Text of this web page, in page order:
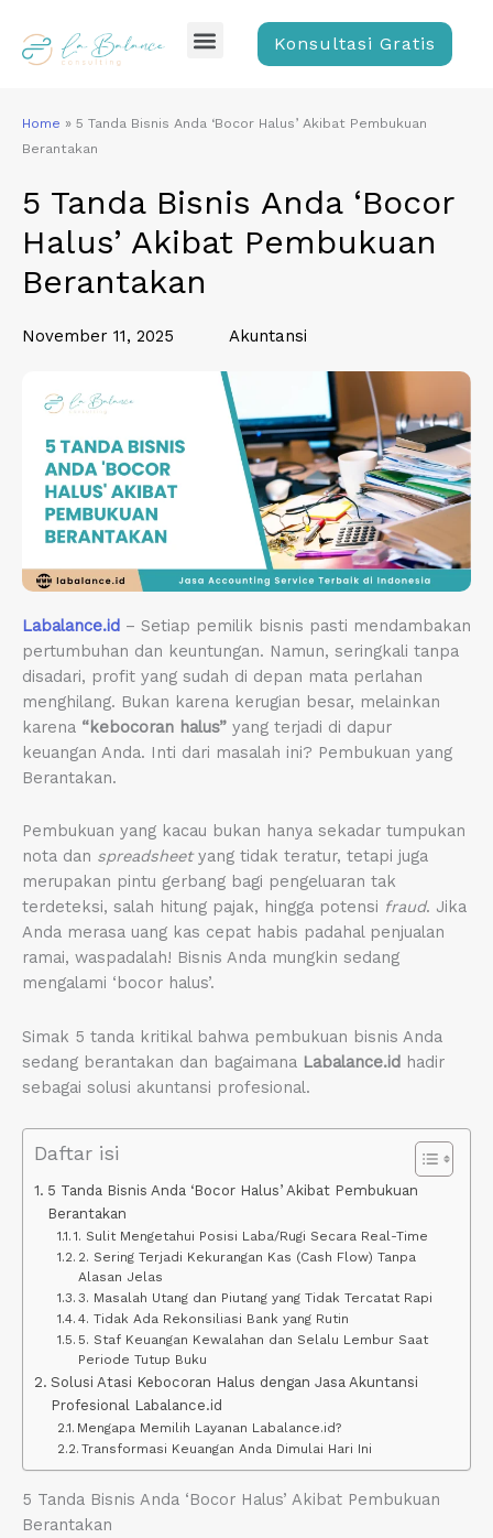
content
Menu Konsultasi Gratis
Home » 5 Tanda Bisnis Anda ‘Bocor Halus’ Akibat Pembukuan
Berantakan
5 Tanda Bisnis Anda ‘Bocor
Halus’ Akibat Pembukuan
Berantakan
November 11, 2025 Akuntansi
Labalance.id – Setiap pemilik bisnis pasti mendambakan
pertumbuhan dan keuntungan. Namun, seringkali tanpa
disadari, profit yang sudah di depan mata perlahan
menghilang. Bukan karena kerugian besar, melainkan
karena “kebocoran halus” yang terjadi di dapur
keuangan Anda. Inti dari masalah ini? Pembukuan yang
Berantakan.
Pembukuan yang kacau bukan hanya sekadar tumpukan
nota dan spreadsheetyang tidak teratur, tetapi juga
merupakan pintu gerbang bagi pengeluaran tak
terdeteksi, salah hitung pajak, hingga potensi fraud. Jika
Anda merasa uang kas cepat habis padahal penjualan
ramai, waspadalah! Bisnis Anda mungkin sedang
mengalami ‘bocor halus’.
Simak 5 tanda kritikal bahwa pembukuan bisnis Anda
sedang berantakan dan bagaimana Labalance.id hadir
sebagai solusi akuntansi profesional.
Daftar isi
5 Tanda Bisnis Anda ‘Bocor Halus’ Akibat Pembukuan
Berantakan
1. Sulit Mengetahui Posisi Laba/Rugi Secara Real-Time
2. Sering Terjadi Kekurangan Kas (Cash Flow) Tanpa
Alasan Jelas
3. Masalah Utang dan Piutang yang Tidak Tercatat Rapi
4. Tidak Ada Rekonsiliasi Bank yang Rutin
5. Staf Keuangan Kewalahan dan Selalu Lembur Saat
Periode Tutup Buku
Solusi Atasi Kebocoran Halus dengan Jasa Akuntansi
Profesional Labalance.id
Mengapa Memilih Layanan Labalance.id?
Transformasi Keuangan Anda Dimulai Hari Ini
5 Tanda Bisnis Anda ‘Bocor Halus’ Akibat Pembukuan
Berantakan